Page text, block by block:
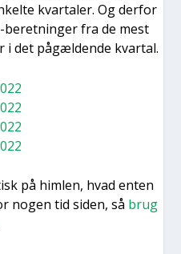
kvar­ta­ler. Og der­for
fra de mest
i det pågæl­den­de kvar­tal.
på him­len, hvad enten
nogen tid siden, så brug